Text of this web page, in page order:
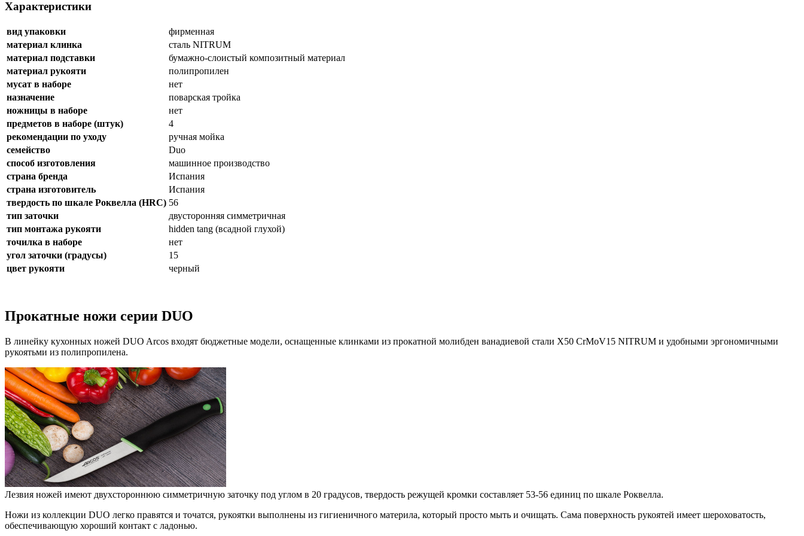
Характеристики
вид упаковки
фирменная
материал клинка
сталь NITRUM
материал подставки
бумажно-слоистый композитный материал
материал рукояти
полипропилен
мусат в наборе
нет
назначение
поварская тройка
ножницы в наборе
нет
предметов в наборе (штук)
4
рекомендации по уходу
ручная мойка
семейство
Duo
способ изготовления
машинное производство
страна бренда
Испания
страна изготовитель
Испания
твердость по шкале Роквелла (HRC) 56
тип заточки
двусторонняя симметричная
тип монтажа рукояти
hidden tang (всадной глухой)
точилка в наборе
нет
угол заточки (градусы)
15
цвет рукояти
черный
Прокатные ножи серии DUO
В линейку кухонных ножей DUO Arcos входят бюджетные модели, оснащенные клинками из прокатной молибден ванадиевой стали X50 CrMoV15 NITRUM и удобными эргономичными
рукоятьми из полипропилена.
Лезвия ножей имеют двухстороннюю симметричную заточку под углом в 20 градусов, твердость режущей кромки составляет 53-56 единиц по шкале Роквелла.
Ножи из коллекции DUO легко правятся и точатся, рукоятки выполнены из гигиеничного материла, который просто мыть и очищать. Сама поверхность рукоятей имеет шероховатость,
обеспечивающую хороший контакт с ладонью.